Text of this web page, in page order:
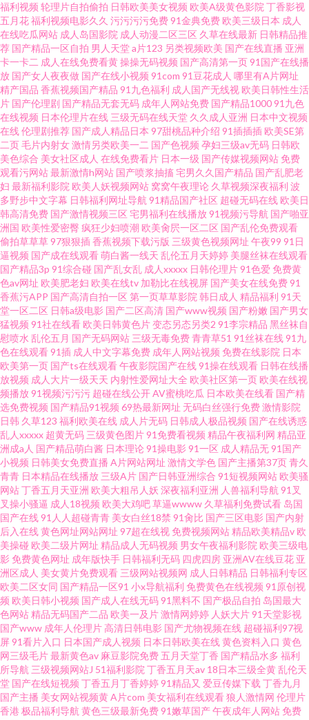
视频色色 豆花视频在线观看 老司机福利导航网 少妇三级 91豆花解析 成人午
夜导航 欧美人00yy 伊人1024 大香蕉91伊人 老湿影院V48
福利视频 轮理片自拍偷拍 日韩欧美美女视频 欧美A级黄色影院 丁香影视
五月花福利视频电影久久 污污污污免费91金典免费 欧美三级日本 成人
在线吃瓜网站 成人岛国影院 成人动漫二区三区 久草在线最新 日韩精品推
荐 国产精品一区自拍 男人天堂a片123 另类视频欧美 国产在线直播 亚洲
卡一卡二 成人在线免费看黄操操无码视频 国产高清第一页91国产在线播
放 国产女人夜夜做 国产在线小视频 91com 91豆花成人 哪里有A片网址
精产国品 香蕉视频国产精品 91九色福利 成人国产无线视 欧美日韩性生活
片 国产伦理剧 国产精品无套无码 成年人网站免费 国产精品100091九色
在线视频 日本伦理片在线 三级无码在线天堂 久久成人亚洲 日本中文视频
在线伦理剧推荐 国产成人精品日本 97甜桃品种介绍 91插插插 欧美SE第
二页毛片内射女激情另类欧美一二 国产色视频 孕妇三级av无码 日韩欧
美色综合 美女社区成人 在线免费看片 日本一级 国产传媒视频网站 免费
观看污网站最新激情h网站 国产喷浆抽搐宅男久久国产精品 国产乱肥老
妇 最新福利影院 欧美人妖视频网站 窝窝午夜理论 久草视频深夜福利 波
多野步中文字幕 日韩福利网址导航 91精品国产社区 超碰无码在线 欧美日
韩高清免费 国产激情视频三区 宅男福利在线播放91视频污导航 国产啪亚
洲国 欧美性爱密臀 疯狂少妇喷潮 欧美肏屄一区二区 国产乱伦免费观看
偷拍草草草97狠狠插香蕉视频下载污版 三级黄色视频网址 午夜99 91日
逼视频 国产成在线观看萌白酱一线天 乱伦五月天婷婷 美腿丝袜在线观看
国产精品3p 91综合碰 国产乱女乱 成人xxxxx 日韩伦理片91色爱 免费黄
色av网址 欧美肥老妇 欧美在线tv 加勒比在线视屏 国产美女在线免费91
香蕉污APP 国产高清自拍一区 第一页草草影院 韩日成人 精品福利 91天
堂一区二区 日韩a级电影 国产二区高清 国产www视频 国产粉嫩 国产男女
猛视频 91社在线看 欧美日韩黄色片变态另态另类2 91李宗精品 黑丝袜自
慰喷水 乱伦五月 国产无码网站 三级无毒免费青青草51 91丝袜在线91九
色在线观看91插 成人中文字幕免费 成年人网站视频 免费在线影院 日本
欧美第一页 国产ts在线观看午夜影院国产在线91操在线观看 日韩在线播
放视频 成人大片一级天天 内射性爱网址大全 欧美社区第一页 欧美在线视
频播放91视频污污污 超碰在线公开AV蜜桃吃瓜 日本欧美在线看 国产精
选免费视频 国产精品91视频 69热最新网址 无码白丝强行免费激情影院
日韩 久草123 福利欧美在线 成人片无码 日韩成人极品视频 国产在线诱惑
乱人xxxxx 超黄无码 三级黄色图片91免费看视频 精品午夜福利网 精品亚
洲成a人 国产精品萌白酱 日本理论91操电影 91一区 成人精品无91国产
小视频 日韩美女免费直播 A片网站网址 激情文学色 国产主播第37页青久
青青 日本精品在线播放 三级A片 国产日韩亚洲综合 91短视频网站 欧美骚
网站丁香五月天亚洲 欧美大粗吊人妖 深夜福利亚洲 人兽福利导航 91叉
叉操小骚逼 成人18视频 欧美大鸡吧草逼wwww 久草福利免费试看 岛国
国产在线91人人超碰青青 美女白丝18禁 91肏比 国产三区电影 国产内射
后入在线黄色网址网站网址 97超在线视 免费视频网站精品欧美精品v 欧
美操碰 欧美二级片网址 精品成人无码视频 男女午夜福利影院 欧美三级电
影 免费黄色网址 成年版快手 日韩福利无码 四虎四房 亚洲AV在线豆花 亚
洲区成人 美女黄片免费观看 三级网站视频网 成人日韩精品 日韩福利专区
欧美二区女同 国产精品一区91 小x导航福利 免费黄色在线视频 91原创视
频 欧美日韩小视频 国产成人在线无码91黑料不 国产极品自拍 岛国最大
色网站精品无码国产二品 欧美一及片激情网婷婷 人妖大片91天堂影视
国产www 成年人伦理片高清日韩电影 国产尤物视频在线 超碰福利97视
屏91看片入口 日本国产成人视频 日本日韩欧美在线黄色资料入口 黄色
网三级毛片最新黄色av 麻豆影院免费 五月天堂丁香 国产精品水多 福利
所导航 三级视频网站J 51福利影院 丁香五月天av 18日本三级全黄乱伦天
堂 国产在线短视频 丁香五月丁香婷婷91精品又 爱豆传媒下载 丁香九月
国产主播 美女网站视频黄A片com 美女福利在线观看狼人激情网 伦理片
香港 极品福利导航 黄色三级最新免费91嫩草国产午夜成年人网站 免费